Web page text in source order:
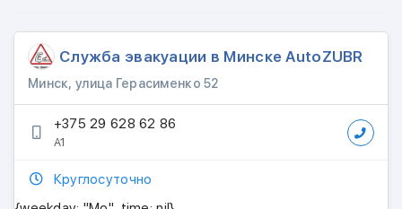
Служба эвакуации в Минске AutoZUBR
Минск, улица Герасименко 52
+375 29 628 62 86
А1
Круглосуточно